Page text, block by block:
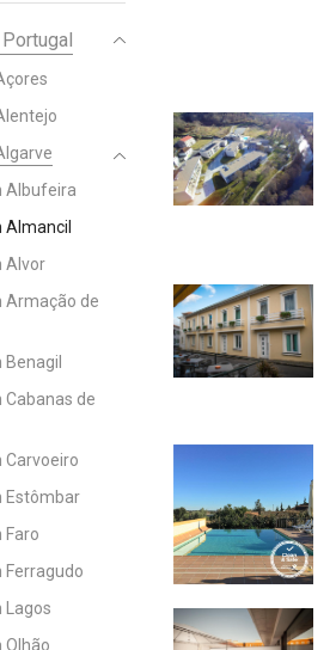
Albufeira
Alvor
de
de
Estômbar